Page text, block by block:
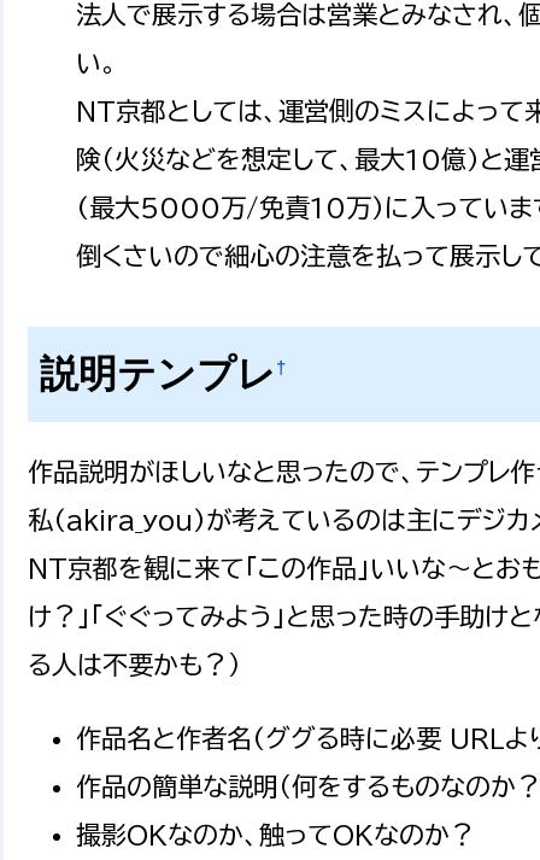
法人で展示する場合は営業とみなされ、
い。
NT京都としては、運営側のミスによっ
険（火災などを想定して、最大10億)と
(最大5000万/免責10万)に入っています
倒くさいので細心の注意を払って展示し
説明テンプレ †
作品説明がほしいなと思ったので、テンプレ
私(akira_you)が考えているのは主にデジカ
NT京都を観に来て「この作品」いいな〜とお
け？」「ぐぐってみよう」と思った時の手助
る人は不要かも？）
作品名と作者名(ググる時に必要 URL
作品の簡単な説明（何をするものなのか
撮影OKなのか、触ってOKなのか？